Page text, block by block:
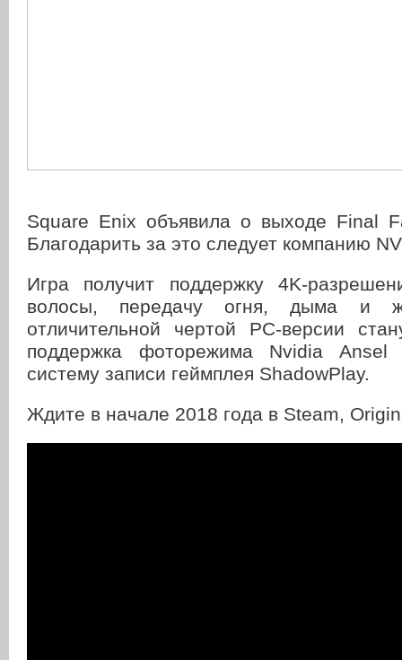
Square Enix объявила о выходе Final
Благодарить за это следует компанию
Игра получит поддержку 4K-
волосы, передачу огня, дыма и
отличительной чертой PC-версии
поддержка фоторежима Nvidia
систему записи геймплея ShadowPlay.
Ждите в начале 2018 года в Steam,